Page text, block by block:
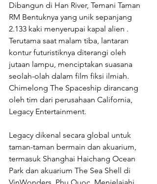
Dibangun di Han River, Temani Taman
RM Bentuknya yang unik sepanjang
2.133 kaki menyerupai kapal alien .
Terutama saat malam tiba, lantaran
kontur futuristiknya diterangi oleh
jutaan lampu, menciptakan suasana
seolah-olah dalam film fiksi ilmiah.
Chimelong The Spaceship dirancang
oleh tim dari perusahaan California,
Legacy Entertainment.
Legacy dikenal secara global untuk
taman-taman bermain dan akuarium,
termasuk Shanghai Haichang Ocean
Park dan akuarium The Sea Shell di